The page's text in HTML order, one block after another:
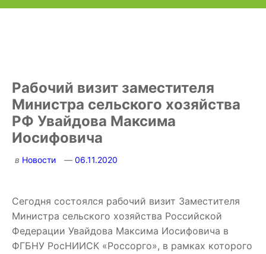
Рабочий визит заместителя
Министра сельского хозяйства
РФ Увайдова Максима
Иосифовича
в Новости 06.11.2020
Сегодня состоялся рабочий визит Заместителя
Министра сельского хозяйства Российской
Федерации Увайдова Максима Иосифовича в
ФГБНУ РосНИИСК «Россорго», в рамках которого